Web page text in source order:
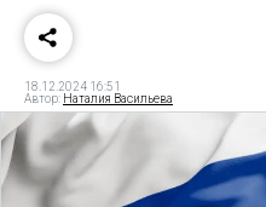
18.12.2024 16:51
Автор: Наталия Васильева